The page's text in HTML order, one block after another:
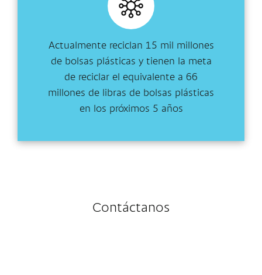
Actualmente reciclan 15 mil millones
de bolsas plásticas y tienen la meta
de reciclar el equivalente a 66
millones de libras de bolsas plásticas
en los próximos 5 años
Contáctanos